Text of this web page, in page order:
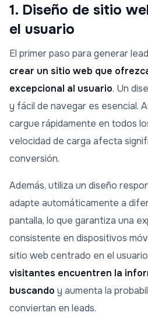
1. Diseño de sitio
el usuario
El primer paso para generar
crear un sitio web que
excepcional al usuario. Un
y fácil de navegar es esencial.
cargue rápidamente en todos
velocidad de carga afecta
conversión.
Además, utiliza un diseño
adapte automáticamente a
pantalla, lo que garantiza una
consistente en dispositivos
sitio web centrado en el
visitantes encuentren la
buscando y aumenta la
conviertan en leads.